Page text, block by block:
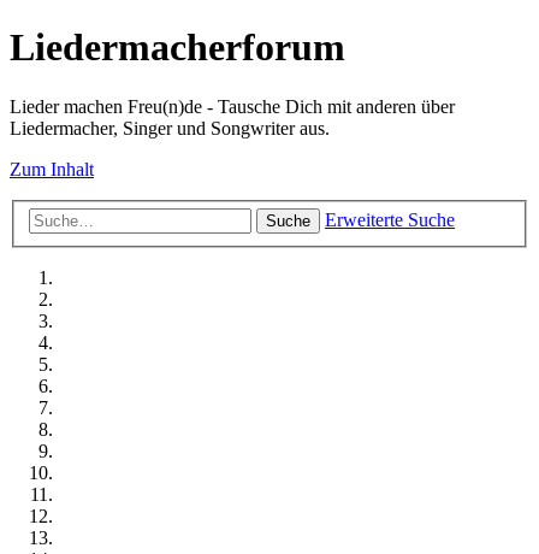
Liedermacherforum
Lieder machen Freu(n)de - Tausche Dich mit anderen über
Liedermacher, Singer und Songwriter aus.
Zum Inhalt
Suche Erweiterte Suche